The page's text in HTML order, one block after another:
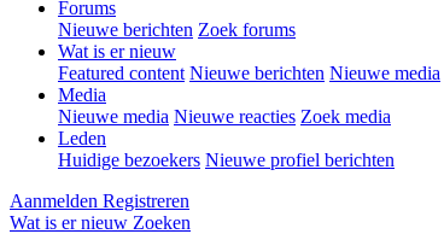
Forums
Nieuwe berichten Zoek forums
Wat is er nieuw
Featured content Nieuwe berichten Nieuwe media
Media
Nieuwe media Nieuwe reacties Zoek media
Leden
Huidige bezoekers Nieuwe profiel berichten
Aanmelden Registreren
Wat is er nieuw Zoeken